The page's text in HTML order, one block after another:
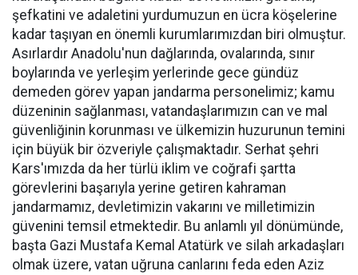
şefkatini ve adaletini yurdumuzun en ücra köşelerine
kadar taşıyan en önemli kurumlarımızdan biri olmuştur.
Asırlardır Anadolu'nun dağlarında, ovalarında, sınır
boylarında ve yerleşim yerlerinde gece gündüz
demeden görev yapan jandarma personelimiz; kamu
düzeninin sağlanması, vatandaşlarımızın can ve mal
güvenliğinin korunması ve ülkemizin huzurunun temini
için büyük bir özveriyle çalışmaktadır. Serhat şehri
Kars'ımızda da her türlü iklim ve coğrafi şartta
görevlerini başarıyla yerine getiren kahraman
jandarmamız, devletimizin vakarını ve milletimizin
güvenini temsil etmektedir. Bu anlamlı yıl dönümünde,
başta Gazi Mustafa Kemal Atatürk ve silah arkadaşları
olmak üzere, vatan uğruna canlarını feda eden Aziz